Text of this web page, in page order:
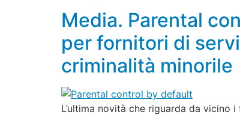
Media. Parental
per fornitori di
criminalità minorile
L’ultima novità che riguarda da